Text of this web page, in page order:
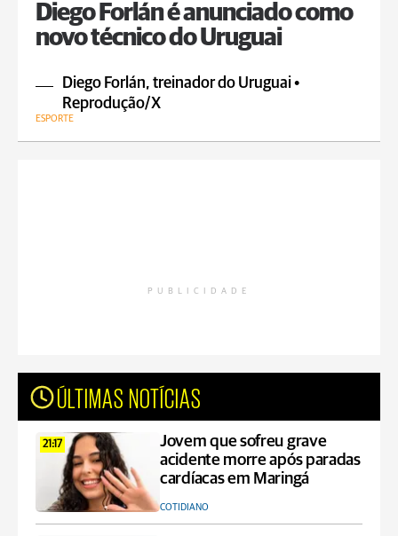
Diego Forlán é anunciado como
novo técnico do Uruguai
Diego Forlán, treinador do Uruguai •
Reprodução/X
ESPORTE
PUBLICIDADE
ÚLTIMAS NOTÍCIAS
21:17
Jovem que sofreu grave
acidente morre após paradas
cardíacas em Maringá
COTIDIANO